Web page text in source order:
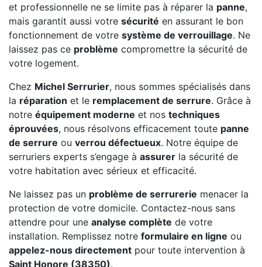
et professionnelle ne se limite pas à réparer la panne,
mais garantit aussi votre sécurité en assurant le bon
fonctionnement de votre système de verrouillage. Ne
laissez pas ce problème compromettre la sécurité de
votre logement.
Chez Michel Serrurier, nous sommes spécialisés dans
la réparation et le remplacement de serrure. Grâce à
notre équipement moderne et nos techniques
éprouvées, nous résolvons efficacement toute panne
de serrure ou verrou défectueux. Notre équipe de
serruriers experts s’engage à assurer la sécurité de
votre habitation avec sérieux et efficacité.
Ne laissez pas un problème de serrurerie menacer la
protection de votre domicile. Contactez-nous sans
attendre pour une analyse complète de votre
installation. Remplissez notre formulaire en ligne ou
appelez-nous directement pour toute intervention à
Saint Honore (38350).